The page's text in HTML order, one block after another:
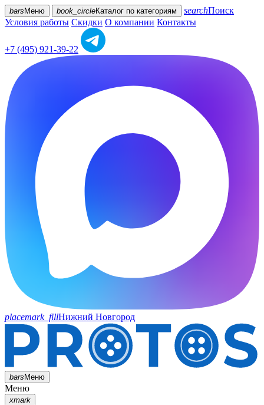
bars Меню book_circleКаталог по категориям searchПоиск
Условия работы Скидки О компании Контакты
+7 (495) 921-39-22
placemark_fillНижний Новгород
barsМеню
Меню
xmark